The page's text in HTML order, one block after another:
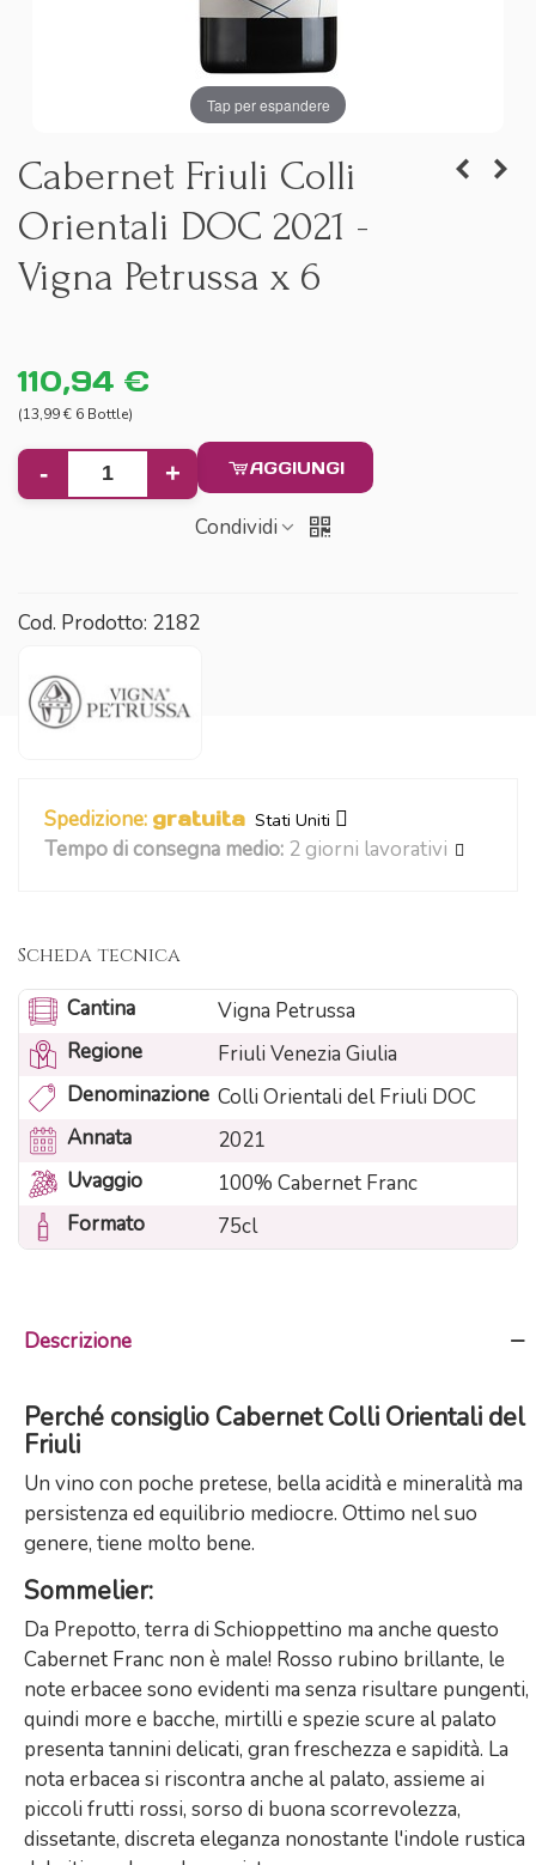
Tap per espandere
Cabernet Friuli Colli
Orientali DOC 2021 -
Vigna Petrussa x 6
110,94 €
(13,99 € 6 Bottle)
- + AGGIUNGI
Condividi
Cod. Prodotto: 2182
Spedizione: gratuita Stati Uniti
Tempo di consegna medio: 2 giorni lavorativi
Scheda tecnica
Cantina
Vigna Petrussa
Regione
Friuli Venezia Giulia
Denominazione Colli Orientali del Friuli DOC
Annata
2021
Uvaggio
100% Cabernet Franc
Formato
75cl
Descrizione
Perché consiglio Cabernet Colli Orientali del
Friuli
Un vino con poche pretese, bella acidità e mineralità ma
persistenza ed equilibrio mediocre. Ottimo nel suo
genere, tiene molto bene.
Sommelier:
Da Prepotto, terra di Schioppettino ma anche questo
Cabernet Franc non è male! Rosso rubino brillante, le
note erbacee sono evidenti ma senza risultare pungenti,
quindi more e bacche, mirtilli e spezie scure al palato
presenta tannini delicati, gran freschezza e sapidità. La
nota erbacea si riscontra anche al palato, assieme ai
piccoli frutti rossi, sorso di buona scorrevolezza,
dissetante, discreta eleganza nonostante l'indole rustica